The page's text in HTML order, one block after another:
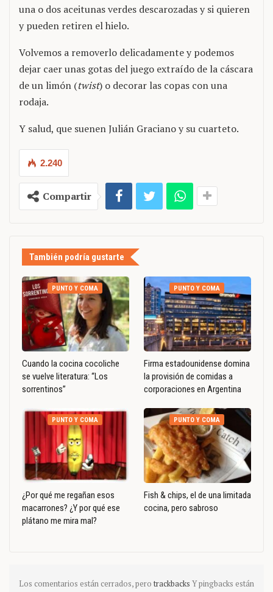
una o dos aceitunas verdes descarozadas y si quieren
y pueden retiren el hielo.
Volvemos a removerlo delicadamente y podemos
dejar caer unas gotas del juego extraído de la cáscara
de un limón (twist) o decorar las copas con una
rodaja.
Y salud, que suenen Julián Graciano y su cuarteto.
2.240
Compartir
También podría gustarte
PUNTO Y COMA
Cuando la cocina cocoliche
se vuelve literatura: “Los
sorrentinos”
PUNTO Y COMA
Firma estadounidense domina
la provisión de comidas a
corporaciones en Argentina
PUNTO Y COMA
¿Por qué me regañan esos
macarrones? ¿Y por qué ese
plátano me mira mal?
PUNTO Y COMA
Fish & chips, el de una limitada
cocina, pero sabroso
Los comentarios están cerrados, pero trackbacks Y pingbacks están